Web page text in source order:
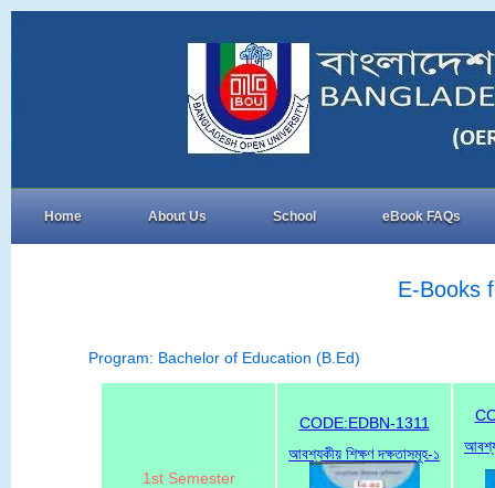
Home About Us School eBook FAQs
E-Books
Program: Bachelor of Education (B.Ed)
1st Semester
CODE:EDBN-1311
আবশ্যকীয় শিক্ষণ দক্ষতাসমূহ-১